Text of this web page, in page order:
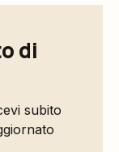
di
subito